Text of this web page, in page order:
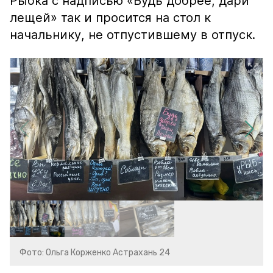
лещей» так и просится на стол к
начальнику, не отпустившему в отпуск.
Фото: Ольга Корженко Астрахань 24